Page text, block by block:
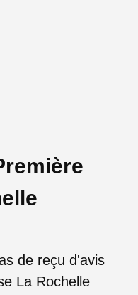
de reçu d'avis
La Rochelle